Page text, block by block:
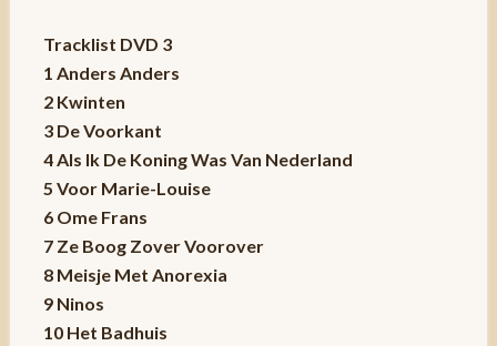
Tracklist DVD 3
1 Anders Anders
2 Kwinten
3 De Voorkant
4 Als Ik De Koning Was Van Nederland
5 Voor Marie-Louise
6 Ome Frans
7 Ze Boog Zover Voorover
8 Meisje Met Anorexia
9 Ninos
10 Het Badhuis